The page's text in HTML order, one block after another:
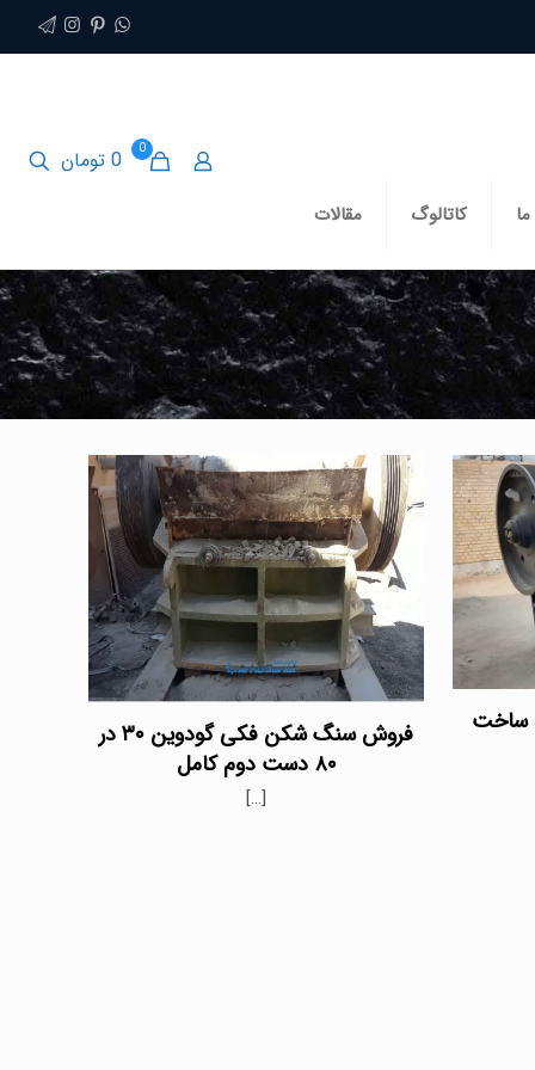
کاتالوگ مقالات
0 0 تومان
کارکرده ساخت
فروش سنگ شکن فکی گودوین ۳۰ در
۸۰ دست دوم کامل
[…]